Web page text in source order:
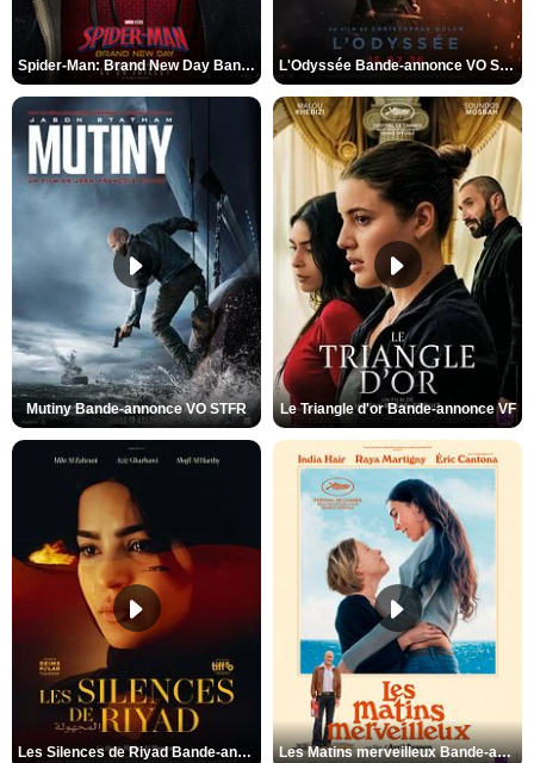
Spider-Man: Brand New Day Bande-annonce VO STFR L'Odyssée Bande-annonce VO STFR
Mutiny Bande-annonce VO STFR Le Triangle d'or Bande-annonce VF
Les Silences de Riyad Bande-annonce VO STFR Les Matins merveilleux Bande-annonce VF